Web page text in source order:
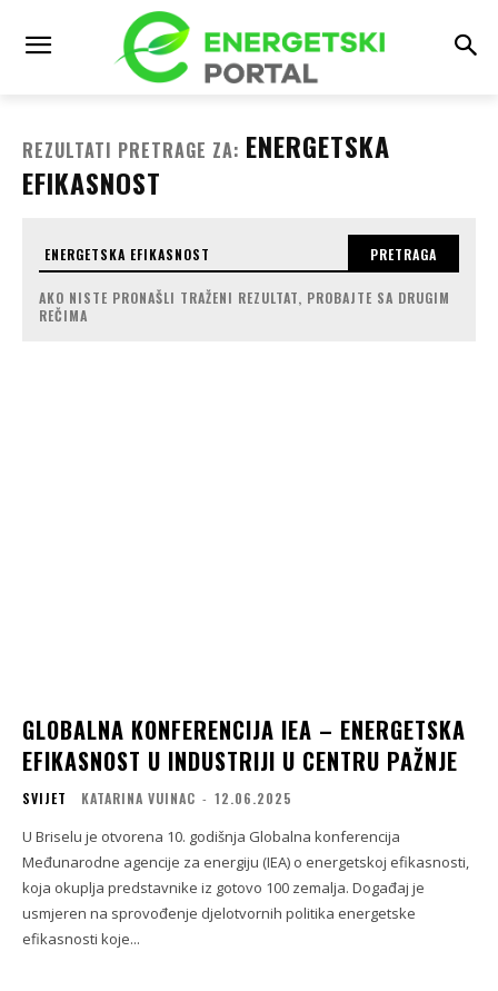
REZULTATI PRETRAGE ZA: ENERGETSKA
EFIKASNOST
PRETRAGA
AKO NISTE PRONAŠLI TRAŽENI REZULTAT, PROBAJTE SA DRUGIM
REČIMA
GLOBALNA KONFERENCIJA IEA – ENERGETSKA
EFIKASNOST U INDUSTRIJI U CENTRU PAŽNJE
SVIJET KATARINA VUINAC - 12.06.2025
U Briselu je otvorena 10. godišnja Globalna konferencija
Međunarodne agencije za energiju (IEA) o energetskoj efikasnosti,
koja okuplja predstavnike iz gotovo 100 zemalja. Događaj je
usmjeren na sprovođenje djelotvornih politika energetske
efikasnosti koje...